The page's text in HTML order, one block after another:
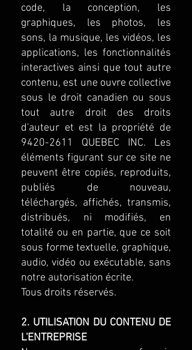
code, la conception, les
graphiques, les photos, les
sons, la musique, les vidéos, les
applications, les fonctionnalités
interactives ainsi que tout autre
contenu, est une ouvre collective
sous le droit canadien ou sous
tout autre droit des droits
d'auteur et est la propriété de
9420-2611
QUEBEC INC. Les
éléments figurant sur ce site ne
peuvent être copiés, reproduits,
publiés de nouveau,
téléchargés, affichés, transmis,
distribués, ni modifiés, en
totalité ou en partie, que ce soit
sous forme textuelle, graphique,
audio, vidéo ou exécutable, sans
notre autorisation écrite.
Tous droits réservés.
2. UTILISATION DU CONTENU DE
L'ENTREPRISE